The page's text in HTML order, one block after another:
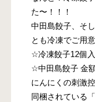
た〜！！！
中田島餃子、そ
とも冷凍でご用
☆冷凍餃子12個
☆中田島餃子 金
にんにくの刺激控
同梱されている